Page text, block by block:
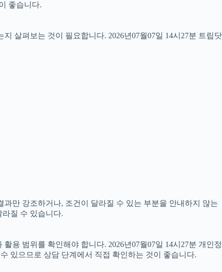
좋습니다.
살펴보는 것이 필요합니다. 2026년07월07일 14시27분 트립닷
만 강조하거나, 조건이 달라질 수 있는 부분을 안내하지 않는
질 수 있습니다.
용 범위를 확인해야 합니다. 2026년07월07일 14시27분 개인정
있으므로 상담 단계에서 직접 확인하는 것이 좋습니다.